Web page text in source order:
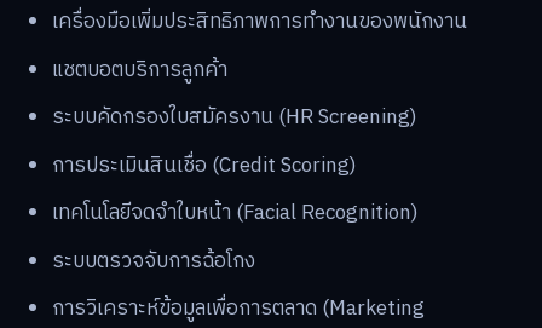
เครื่องมือเพิ่มประสิทธิภาพการทำงานของพนักงาน
แชตบอตบริการลูกค้า
ระบบคัดกรองใบสมัครงาน (HR Screening)
การประเมินสินเชื่อ (Credit Scoring)
เทคโนโลยีจดจำใบหน้า (Facial Recognition)
ระบบตรวจจับการฉ้อโกง
การวิเคราะห์ข้อมูลเพื่อการตลาด (Marketing